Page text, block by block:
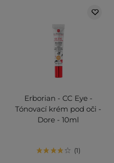
Erborian - CC Eye -
Tónovací krém pod oči -
Dore - 10ml
1